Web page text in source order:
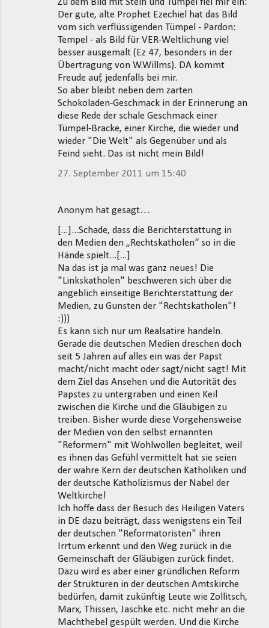
Der gute, alte Prophet Ezechiel hat das Bild
vom sich verflüssigenden Tümpel - Pardon:
Tempel - als Bild für VER-Weltlichung viel
besser ausgemalt (Ez 47, besonders in der
Übertragung von W.Willms). DA kommt
Freude auf, jedenfalls bei mir.
So aber bleibt neben dem zarten
Schokoladen-Geschmack in der Erinnerung an
diese Rede der schale Geschmack einer
Tümpel-Bracke, einer Kirche, die wieder und
wieder "Die Welt" als Gegenüber und als
Feind sieht. Das ist nicht mein Bild!
27. September 2011 um 15:40
Anonym hat gesagt…
[...]...Schade, dass die Berichterstattung in
den Medien den „Rechtskatholen“ so in die
Hände spielt...[...]
Na das ist ja mal was ganz neues! Die
"Linkskatholen" beschweren sich über die
angeblich einseitige Berichterstattung der
Medien, zu Gunsten der "Rechtskatholen"!
:)))
Es kann sich nur um Realsatire handeln.
Gerade die deutschen Medien dreschen doch
seit 5 Jahren auf alles ein was der Papst
macht/nicht macht oder sagt/nicht sagt! Mit
dem Ziel das Ansehen und die Autorität des
Papstes zu untergraben und einen Keil
zwischen die Kirche und die Gläubigen zu
treiben. Bisher wurde diese Vorgehensweise
der Medien von den selbst ernannten
"Reformern" mit Wohlwollen begleitet, weil
es ihnen das Gefühl vermittelt hat sie seien
der wahre Kern der deutschen Katholiken und
der deutsche Katholizismus der Nabel der
Weltkirche!
Ich hoffe dass der Besuch des Heiligen Vaters
in DE dazu beiträgt, dass wenigstens ein Teil
der deutschen "Reformatoristen" ihren
Irrtum erkennt und den Weg zurück in die
Gemeinschaft der Gläubigen zurück findet.
Dazu wird es aber einer gründlichen Reform
der Strukturen in der deutschen Amtskirche
bedürfen, damit zukünftig Leute wie Zollitsch,
Marx, Thissen, Jaschke etc. nicht mehr an die
Machthebel gespült werden. Und die Kirche